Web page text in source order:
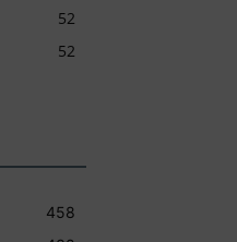
52
52
458